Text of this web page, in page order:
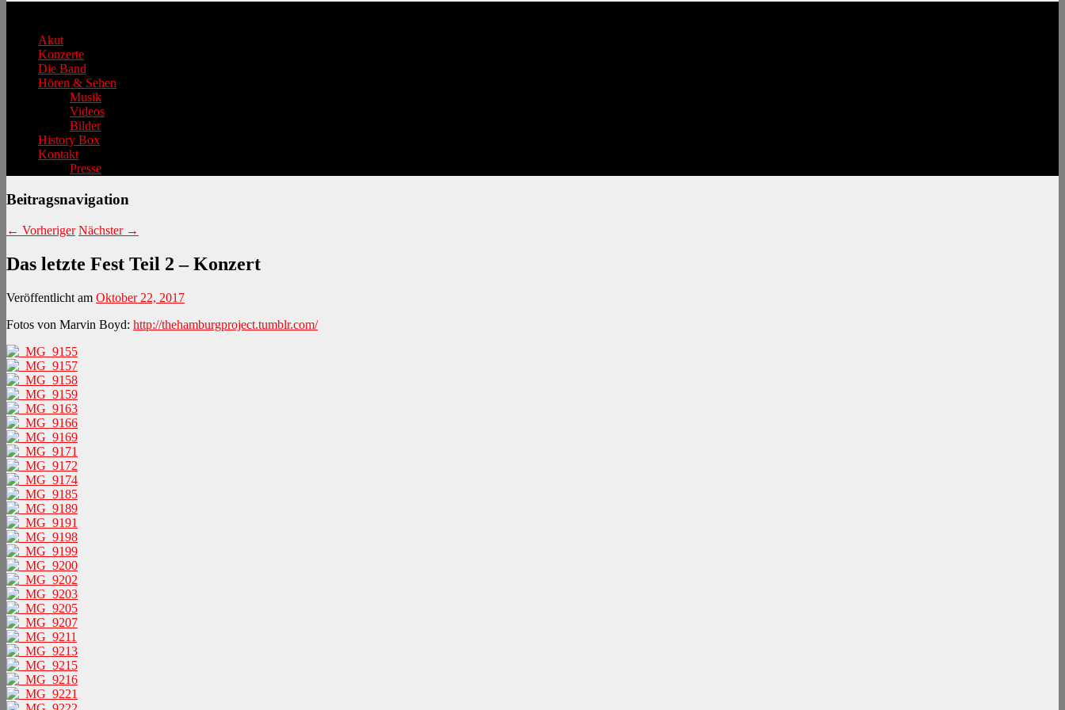
Akut
Konzerte
Die Band
Hören & Sehen
Musik
Videos
Bilder
History Box
Kontakt
Presse
Beitragsnavigation
← Vorheriger Nächster →
Das letzte Fest Teil 2 – Konzert
Veröffentlicht am Oktober 22, 2017
Fotos von Marvin Boyd: http://thehamburgproject.tumblr.com/